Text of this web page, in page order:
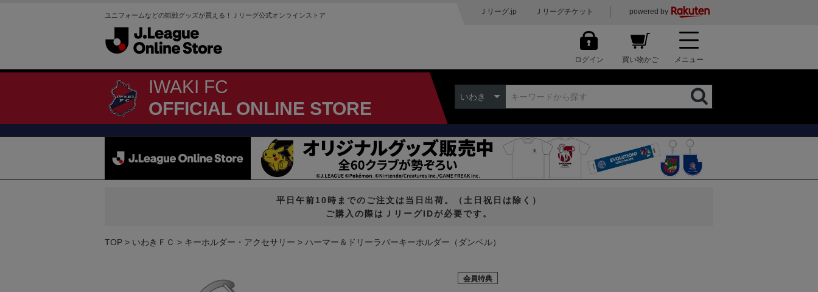
ユニフォームなどの観戦グッズが買える！Ｊリーグ公式オンラインストア Ｊリーグ.jp Ｊリーグチケット powered by
ログイン 買い物かご メニュー
IWAKI FC
OFFICIAL ONLINE STORE
いわき
平日午前10時までのご注文は当日出荷。（土日祝日は除く）
ご購入の際はＪリーグIDが必要です。
TOP いわきＦＣ キーホルダー・アクセサリー ハーマー＆ドリーラバーキーホルダー（ダンベル）
会員特典